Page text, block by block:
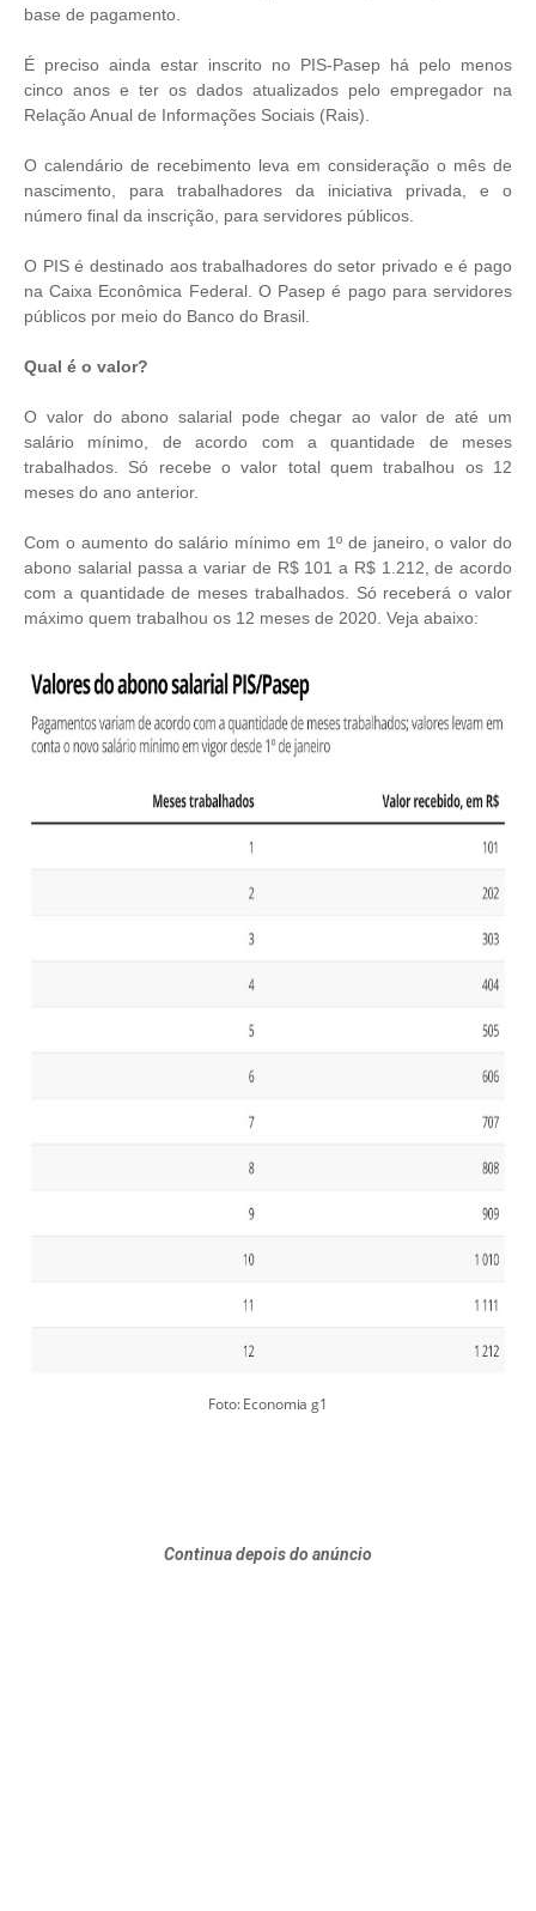
base de pagamento.
É preciso ainda estar inscrito no PIS-Pasep há pelo menos
cinco anos e ter os dados atualizados pelo empregador na
Relação Anual de Informações Sociais (Rais).
O calendário de recebimento leva em consideração o mês de
nascimento, para trabalhadores da iniciativa privada, e o
número final da inscrição, para servidores públicos.
O PIS é destinado aos trabalhadores do setor privado e é pago
na Caixa Econômica Federal. O Pasep é pago para servidores
públicos por meio do Banco do Brasil.
Qual é o valor?
O valor do abono salarial pode chegar ao valor de até um
salário mínimo, de acordo com a quantidade de meses
trabalhados. Só recebe o valor total quem trabalhou os 12
meses do ano anterior.
Com o aumento do salário mínimo em 1º de janeiro, o valor do
abono salarial passa a variar de R$ 101 a R$ 1.212, de acordo
com a quantidade de meses trabalhados. Só receberá o valor
máximo quem trabalhou os 12 meses de 2020. Veja abaixo:
Foto: Economia g1
Continua depois do anúncio